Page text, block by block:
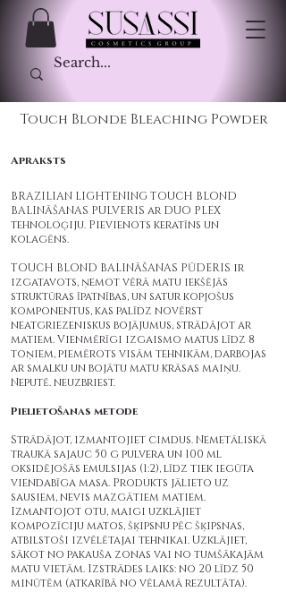
Touch Blonde Bleaching Powder
Apraksts
BRAZILIAN LIGHTENING TOUCH BLOND
BALINĀŠANAS PULVERIS ar DUO PLEX
tehnoloģiju. Pievienots keratīns un
kolagēns.
TOUCH BLOND BALINĀŠANAS PŪDERIS ir
izgatavots, ņemot vērā matu iekšējās
struktūras īpatnības, un satur kopjošus
komponentus, kas palīdz novērst
neatgriezeniskus bojājumus, strādājot ar
matiem. Vienmērīgi izgaismo matus līdz 8
toņiem, piemērots visām tehnikām, darbojas
ar smalku un bojātu matu krāsas maiņu.
Neputē. neuzbriest.
Pielietošanas metode
Strādājot, izmantojiet cimdus. Nemetāliskā
traukā sajauc 50 g pulvera un 100 ml
oksidējošās emulsijas (1:2), līdz tiek iegūta
viendabīga masa. Produkts jālieto uz
sausiem, nevis mazgātiem matiem.
Izmantojot otu, maigi uzklājiet
kompozīciju matos, šķipsnu pēc šķipsnas,
atbilstoši izvēlētajai tehnikai. Uzklājiet,
sākot no pakauša zonas vai no tumšākajām
matu vietām. Izstrādes laiks: no 20 līdz 50
minūtēm (atkarībā no vēlamā rezultāta).